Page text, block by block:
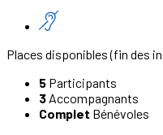
Places disponibles(fin des
5 Participants
3 Accompagnants
Complet Bénévoles